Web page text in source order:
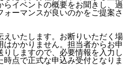
らイベントの概要をお聞きし、過
ーマンスが良いのかをご提案さ
えいたします。お断りいただく場
かかりません。担当者からお申
しますので、必要情報を入力し
点で正式な申込み受付となりま